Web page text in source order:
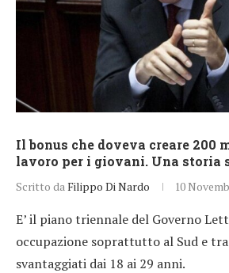
Il bonus che doveva creare 200
lavoro per i giovani. Una storia
Scritto da Filippo Di Nardo 10
E’ il piano triennale del Governo
occupazione soprattutto al Sud e
svantaggiati dai 18 ai 29 anni.